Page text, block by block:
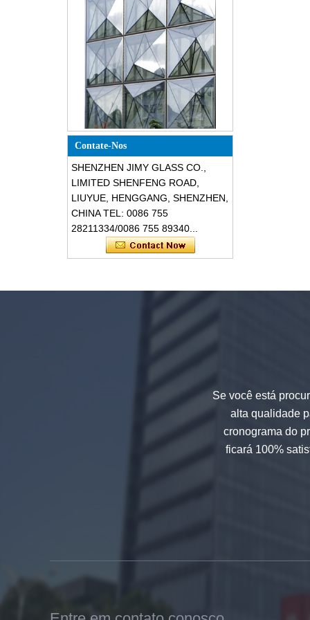
Design especial triângulo forma
estrutural fachadas de vidro
resistentes à prova de choque
Segurança 8mm de vidro
decorativo de cor preta resistente
a impactos 8mm
Contate-Nos
SHENZHEN JIMY GLASS CO.,
LIMITED SHENFENG ROAD,
LIUYUE, HENGGANG, SHENZHEN,
CHINA TEL: 0086 755
28211334/0086 755 89340...
Se você está
alta qualidade
cronograma do
ficará 100%